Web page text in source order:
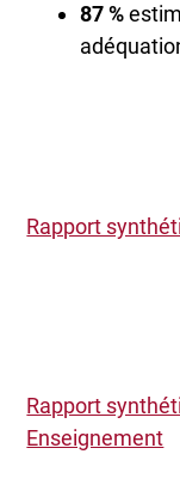
87 %
Rapport
Rapport
Enseignement